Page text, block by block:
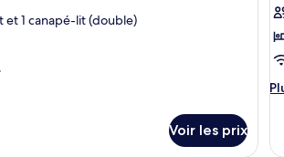
et 1 canapé-lit (double)
Voir les prix
lits
le